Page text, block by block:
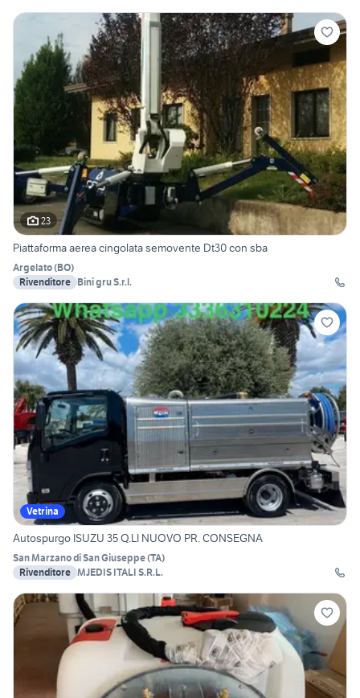
23
Piattaforma aerea cingolata semovente Dt30 con sba
Argelato(BO)
Rivenditore Bini gru S.r.l.
Vetrina
Autospurgo ISUZU 35 Q.LI NUOVO PR. CONSEGNA
San Marzano di San Giuseppe(TA)
Rivenditore MJEDIS ITALI S.R.L.